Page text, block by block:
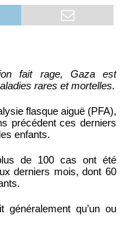
fait rage, Gaza est
rares et mortelles.
flasque aiguë (PFA),
précédent ces derniers
enfants.
de 100 cas ont été
derniers mois, dont 60
qu’un ou